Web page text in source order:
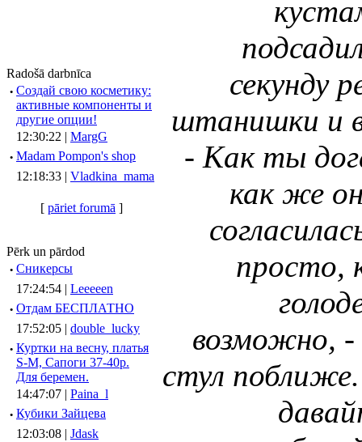
Radošā darbnīca
· Создай свою косметику:
активные компоненты и
другие опции!
12:30:22 | MargG
· Madam Pompon's shop
12:18:33 | Vladkina_mama
[ pāriet forumā ]
Pērk un pārdod
· Сникерсы
17:24:54 | Leeeeen
· Отдам БЕСПЛАТНО
17:52:05 | double_lucky
· Куртки на весну, платья
S-M, Сапоги 37-40р.
Для беремен.
14:47:07 | Paina_l
· Кубики Зайцева
12:03:08 | Jdask
секунду
штанишки и
- Как ты
как же
просто,
возможно, -
стул